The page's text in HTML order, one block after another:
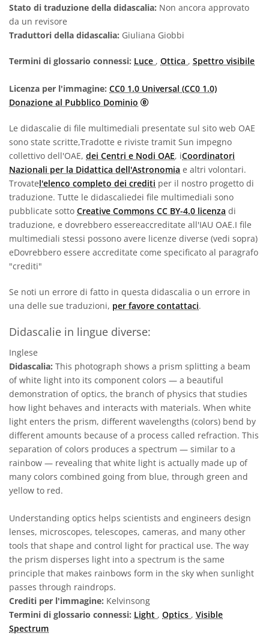
Stato di traduzione della didascalia: Non ancora approvato
da un revisore
Traduttori della didascalia: Giuliana Giobbi
Termini di glossario connessi: Luce , Ottica , Spettro visibile
Licenza per l'immagine: CC0 1.0 Universal (CC0 1.0)
Donazione al Pubblico Dominio
CC0 1.0 Universal (CC0 1.0)
Le didascalie di file multimediali presentate sul sito web OAE
sono state scritte,Tradotte e riviste tramit Sun impegno
collettivo dell'OAE, dei Centri e Nodi OAE, iCoordinatori
Nazionali per la Didattica dell'Astronomia e altri volontari.
Trovatel'elenco completo dei crediti per il nostro progetto di
traduzione. Tutte le didascaliedei file multimediali sono
pubblicate sotto Creative Commons CC BY-4.0 licenza di
traduzione, e dovrebbero essereaccreditate all'IAU OAE.I file
multimediali stessi possono avere licenze diverse (vedi sopra)
eDovrebbero essere accreditate come specificato al paragrafo
"crediti"
Se noti un errore di fatto in questa didascalia o un errore in
una delle sue traduzioni, per favore contattaci.
Didascalie in lingue diverse:
Inglese
Didascalia: This photograph shows a prism splitting a beam
of white light into its component colors — a beautiful
demonstration of optics, the branch of physics that studies
how light behaves and interacts with materials. When white
light enters the prism, different wavelengths (colors) bend by
different amounts because of a process called refraction. This
separation of colors produces a spectrum — similar to a
rainbow — revealing that white light is actually made up of
many colors combined going from blue, through green and
yellow to red.
Understanding optics helps scientists and engineers design
lenses, microscopes, telescopes, cameras, and many other
tools that shape and control light for practical use. The way
the prism disperses light into a spectrum is the same
principle that makes rainbows form in the sky when sunlight
passes through raindrops.
Crediti per l'immagine: Kelvinsong
Termini di glossario connessi: Light , Optics , Visible
Spectrum